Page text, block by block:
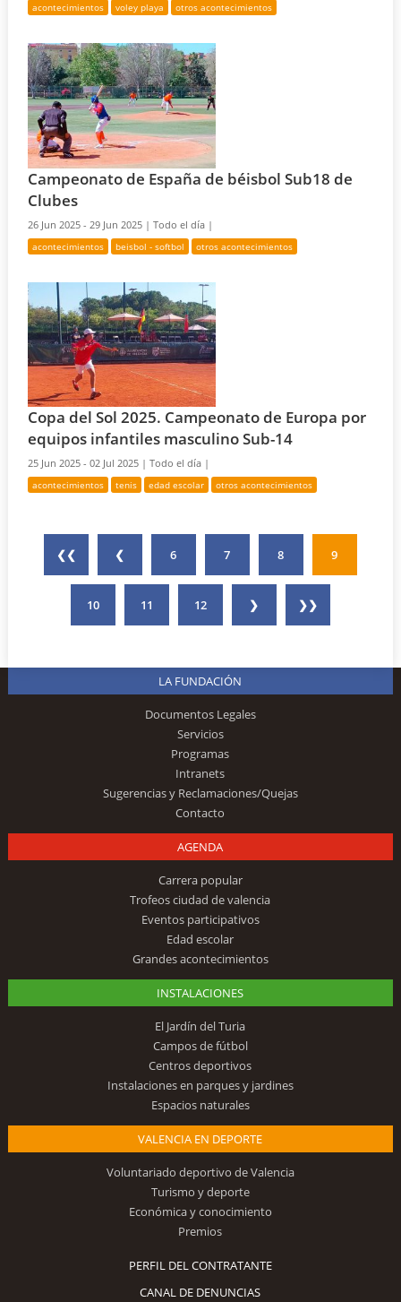
acontecimientos voley playa otros acontecimientos
Campeonato de España de béisbol Sub18 de
Clubes
26 Jun 2025 - 29 Jun 2025 |Todo el día |
acontecimientos beisbol - softbol otros acontecimientos
Copa del Sol 2025. Campeonato de Europa por
equipos infantiles masculino Sub-14
25 Jun 2025 - 02 Jul 2025 |Todo el día |
acontecimientos tenis edad escolar otros acontecimientos
❮❮ ❮ 6 7 8 9
10 11 12 ❯ ❯❯
LA FUNDACIÓN
Documentos Legales
Servicios
Programas
Intranets
Sugerencias y Reclamaciones/Quejas
Contacto
AGENDA
Carrera popular
Trofeos ciudad de valencia
Eventos participativos
Edad escolar
Grandes acontecimientos
INSTALACIONES
El Jardín del Turia
Campos de fútbol
Centros deportivos
Instalaciones en parques y jardines
Espacios naturales
VALENCIA EN DEPORTE
Voluntariado deportivo de Valencia
Turismo y deporte
Económica y conocimiento
Premios
PERFIL DEL CONTRATANTE
CANAL DE DENUNCIAS